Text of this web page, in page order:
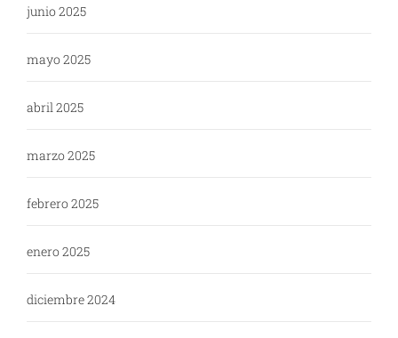
junio 2025
mayo 2025
abril 2025
marzo 2025
febrero 2025
enero 2025
diciembre 2024